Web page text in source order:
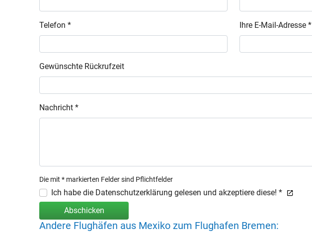
Telefon * Ihre E-Mail-Adresse *
Gewünschte Rückrufzeit
Nachricht *
Die mit * markierten Felder sind Pflichtfelder
Ich habe die Datenschutzerklärung gelesen und akzeptiere diese! *
Abschicken
Andere Flughäfen aus Mexiko zum Flughafen Bremen: